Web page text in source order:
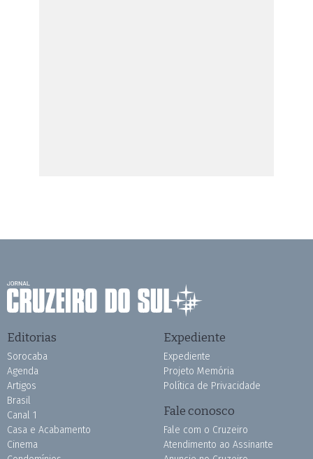
Editorias
Sorocaba
Agenda
Artigos
Brasil
Canal 1
Casa e Acabamento
Cinema
Expediente
Expediente
Projeto Memória
Política de Privacidade
Fale conosco
Fale com o Cruzeiro
Atendimento ao Assinante